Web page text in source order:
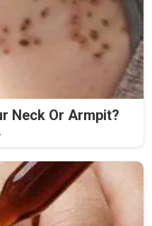
Neck Or Armpit?